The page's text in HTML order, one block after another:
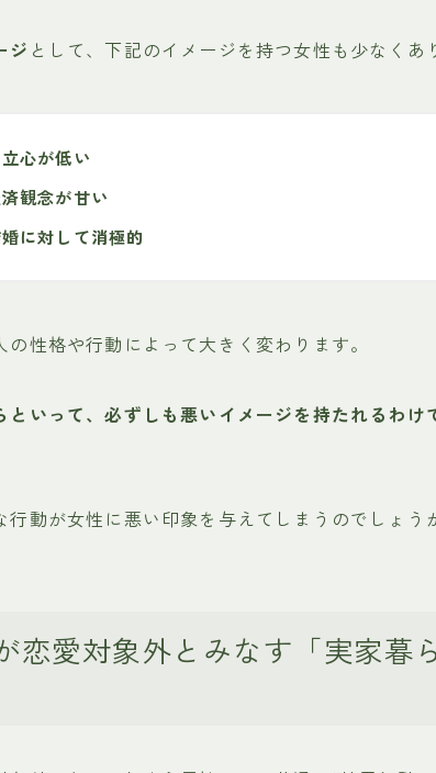
ジ として、下記のイメージを持つ女性も少なくあ
心が低い
観念が甘い
に対して消極的
性格や行動によって大きく変わります。
といって、必ずしも悪いイメージを持たれるわけ
行動が女性に悪い印象を与えてしまうのでしょう
恋愛対象外とみなす「実家暮